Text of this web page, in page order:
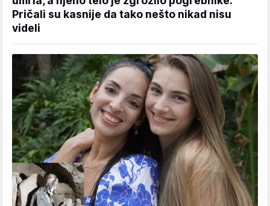
Pričali su kasnije da tako nešto nikad nisu
videli